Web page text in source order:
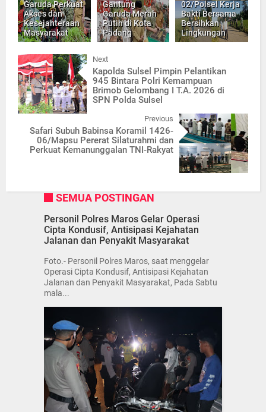
Garuda Perkuat
Akses dan
Kesejahteraan
Masyarakat
Gantung
Garuda Merah
Putih di Kota
Padang
02/Polsel Kerja
Bakti Bersama
Bersihkan
Lingkungan
Next
Kapolda Sulsel Pimpin Pelantikan
945 Bintara Polri Kemampuan
Brimob Gelombang I T.A. 2026 di
SPN Polda Sulsel
Previous
Safari Subuh Babinsa Koramil 1426-
06/Mapsu Pererat Silaturahmi dan
Perkuat Kemanunggalan TNI-Rakyat
SEMUA POSTINGAN
Personil Polres Maros Gelar Operasi
Cipta Kondusif, Antisipasi Kejahatan
Jalanan dan Penyakit Masyarakat
Foto.- Personil Polres Maros, saat menggelar
Operasi Cipta Kondusif, Antisipasi Kejahatan
Jalanan dan Penyakit Masyarakat, Pada Sabtu
mala...